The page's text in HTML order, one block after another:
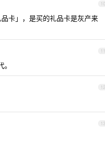
10
卡」，是买的礼品卡是灰产来
11
12
13